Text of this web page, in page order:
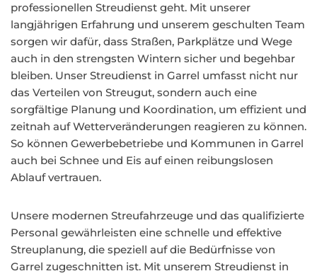
professionellen Streudienst geht. Mit unserer
langjährigen Erfahrung und unserem geschulten Team
sorgen wir dafür, dass Straßen, Parkplätze und Wege
auch in den strengsten Wintern sicher und begehbar
bleiben. Unser Streudienst in Garrel umfasst nicht nur
das Verteilen von Streugut, sondern auch eine
sorgfältige Planung und Koordination, um effizient und
zeitnah auf Wetterveränderungen reagieren zu können.
So können Gewerbebetriebe und Kommunen in Garrel
auch bei Schnee und Eis auf einen reibungslosen
Ablauf vertrauen.
Unsere modernen Streufahrzeuge und das qualifizierte
Personal gewährleisten eine schnelle und effektive
Streuplanung, die speziell auf die Bedürfnisse von
Garrel zugeschnitten ist. Mit unserem Streudienst in